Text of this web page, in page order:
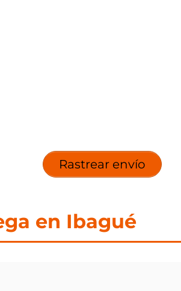
Rastrear envío
en Ibagué